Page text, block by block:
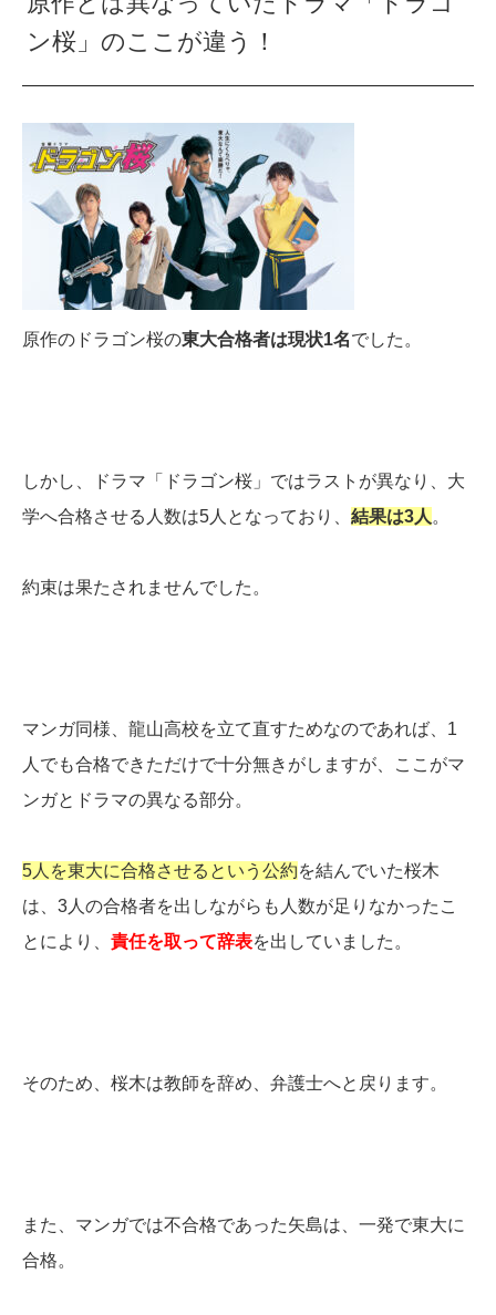
ン桜」のここが違う！
原作のドラゴン桜の東大合格者は現状1名でした。
しかし、ドラマ「ドラゴン桜」ではラストが異なり、大
学へ合格させる人数は5人となっており、 結果は3人 。
約束は果たされませんでした。
マンガ同様、龍山高校を立て直すためなのであれば、1
人でも合格できただけで十分無きがしますが、ここがマ
ンガとドラマの異なる部分。
5人を東大に合格させるという公約を結んでいた桜木
は、3人の合格者を出しながらも人数が足りなかったこ
とにより、 責任を取って辞表を出していました。
そのため、桜木は教師を辞め、弁護士へと戻ります。
また、マンガでは不合格であった矢島は、一発で東大に
合格。